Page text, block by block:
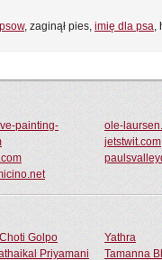
, zaginął pies, imię dla psa,
painting-
ole-
jetstwit.com
Golpo Yathra
Priyamani Tamanna